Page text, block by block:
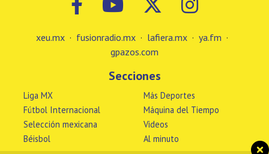
xeu.mx · fusionradio.mx · lafiera.mx · ya.fm ·
gpazos.com
Secciones
Liga MX
Fútbol Internacional
Selección mexicana
Béisbol
Más Deportes
Máquina del Tiempo
Videos
Al minuto